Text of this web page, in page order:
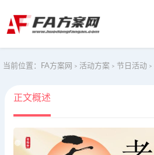
当前位置： FA方案网 > 活动方案 > 节日活动 >
正文概述